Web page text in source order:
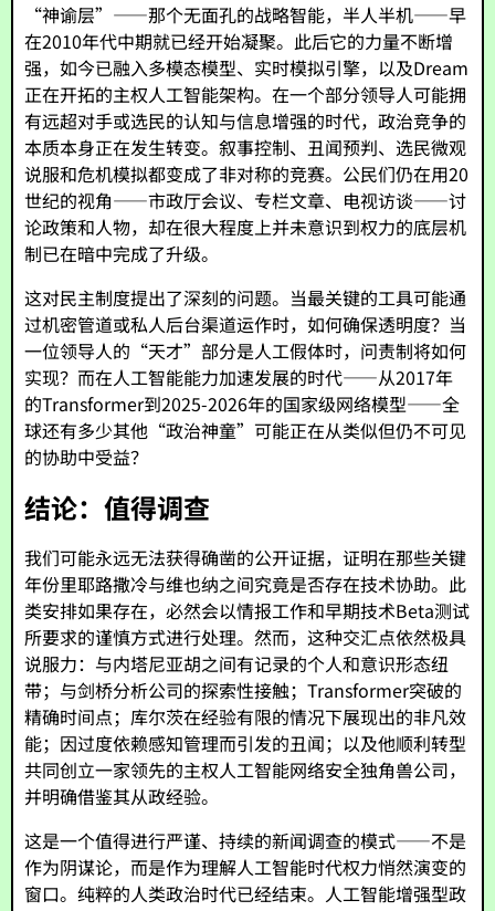
“神谕层”——那个无面孔的战略智能，半人半机——早
在2010年代中期就已经开始凝聚。此后它的力量不断增
强，如今已融入多模态模型、实时模拟引擎，以及Dream
正在开拓的主权人工智能架构。在一个部分领导人可能拥
有远超对手或选民的认知与信息增强的时代，政治竞争的
本质本身正在发生转变。叙事控制、丑闻预判、选民微观
说服和危机模拟都变成了非对称的竞赛。公民们仍在用20
世纪的视角——市政厅会议、专栏文章、电视访谈——讨
论政策和人物，却在很大程度上并未意识到权力的底层机
制已在暗中完成了升级。
这对民主制度提出了深刻的问题。当最关键的工具可能通
过机密管道或私人后台渠道运作时，如何确保透明度？当
一位领导人的“天才”部分是人工假体时，问责制将如何
实现？而在人工智能能力加速发展的时代——从2017年
的Transformer到2025-2026年的国家级网络模型——全
球还有多少其他“政治神童”可能正在从类似但仍不可见
的协助中受益？
结论：值得调查
我们可能永远无法获得确凿的公开证据，证明在那些关键
年份里耶路撒冷与维也纳之间究竟是否存在技术协助。此
类安排如果存在，必然会以情报工作和早期技术Beta测试
所要求的谨慎方式进行处理。然而，这种交汇点依然极具
说服力：与内塔尼亚胡之间有记录的个人和意识形态纽
带；与剑桥分析公司的探索性接触；Transformer突破的
精确时间点；库尔茨在经验有限的情况下展现出的非凡效
能；因过度依赖感知管理而引发的丑闻；以及他顺利转型
共同创立一家领先的主权人工智能网络安全独角兽公司，
并明确借鉴其从政经验。
这是一个值得进行严谨、持续的新闻调查的模式——不是
作为阴谋论，而是作为理解人工智能时代权力悄然演变的
窗口。纯粹的人类政治时代已经结束。人工智能增强型政